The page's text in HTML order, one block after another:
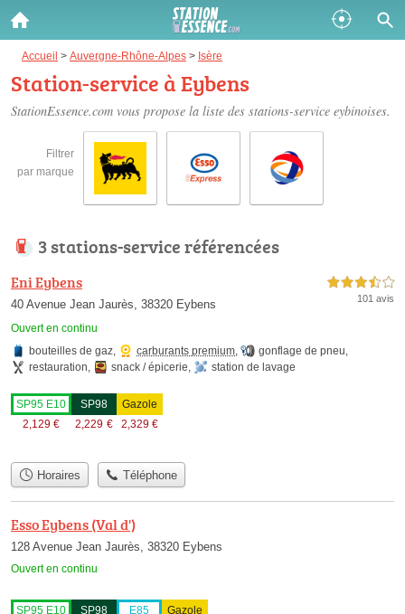
Accueil > Auvergne-Rhône-Alpes > Isère
Station-service à Eybens
StationEssence.com vous propose la liste des stations-service eybinoises.
Filtrer
par marque
3 stations-service référencées
Eni Eybens
40 Avenue Jean Jaurès, 38320 Eybens
Ouvert en continu
3,5 étoiles sur 5
101 avis
bouteilles de gaz, carburants premium, gonflage de pneu,
restauration, snack / épicerie, station de lavage
SP95 E10
2,129 €
SP98
2,229 €
Gazole
2,329 €
Horaires Téléphone
Esso Eybens (Val d')
128 Avenue Jean Jaurès, 38320 Eybens
Ouvert en continu
SP95 E10
SP98
E85
Gazole
Gazole :
Disponible
Disponible Épuisé
Fermer